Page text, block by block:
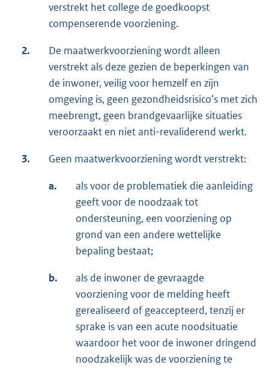
verstrekt het college de goedkoopst
compenserende voorziening.
2.
De maatwerkvoorziening wordt alleen
verstrekt als deze gezien de beperkingen van
de inwoner, veilig voor hemzelf en zijn
omgeving is, geen gezondheidsrisico’s met zich
meebrengt, geen brandgevaarlijke situaties
veroorzaakt en niet anti-revaliderend werkt.
3. Geen maatwerkvoorziening wordt verstrekt:
a.
als voor de problematiek die aanleiding
geeft voor de noodzaak tot
ondersteuning, een voorziening op
grond van een andere wettelijke
bepaling bestaat;
b.
als de inwoner de gevraagde
voorziening voor de melding heeft
gerealiseerd of geaccepteerd, tenzij er
sprake is van een acute noodsituatie
waardoor het voor de inwoner dringend
noodzakelijk was de voorziening te